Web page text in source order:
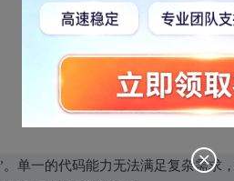
单一的代码能力无法满足复杂需求